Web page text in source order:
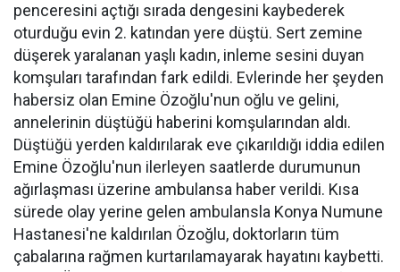
penceresini açtığı sırada dengesini kaybederek
oturduğu evin 2. katından yere düştü. Sert zemine
düşerek yaralanan yaşlı kadın, inleme sesini duyan
komşuları tarafından fark edildi. Evlerinde her şeyden
habersiz olan Emine Özoğlu'nun oğlu ve gelini,
annelerinin düştüğü haberini komşularından aldı.
Düştüğü yerden kaldırılarak eve çıkarıldığı iddia edilen
Emine Özoğlu'nun ilerleyen saatlerde durumunun
ağırlaşması üzerine ambulansa haber verildi. Kısa
sürede olay yerine gelen ambulansla Konya Numune
Hastanesi'ne kaldırılan Özoğlu, doktorların tüm
çabalarına rağmen kurtarılamayarak hayatını kaybetti.